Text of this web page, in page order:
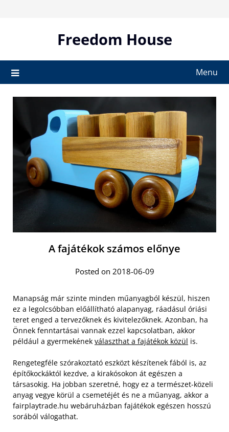
Freedom House
Menu
A fajátékok számos előnye
Posted on 2018-06-09
Manapság már szinte minden műanyagból készül, hiszen
ez a legolcsóbban előállítható alapanyag, ráadásul óriási
teret enged a tervezőknek és kivitelezőknek. Azonban, ha
Önnek fenntartásai vannak ezzel kapcsolatban, akkor
például a gyermekének választhat a fajátékok közül is.
Rengetegféle szórakoztató eszközt készítenek fából is, az
építőkockáktól kezdve, a kirakósokon át egészen a
társasokig. Ha jobban szeretné, hogy ez a természet-közeli
anyag vegye körül a csemetéjét és ne a műanyag, akkor a
fairplaytrade.hu webáruházban fajátékok egészen hosszú
sorából válogathat.